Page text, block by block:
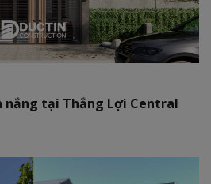
nắng tại Thắng Lợi Central